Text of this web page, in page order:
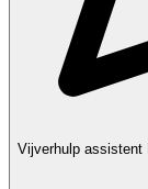
Vijverhulp assistent